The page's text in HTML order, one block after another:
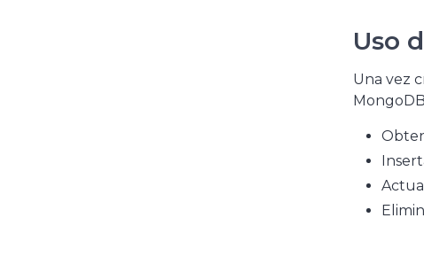
Uso
Una vez